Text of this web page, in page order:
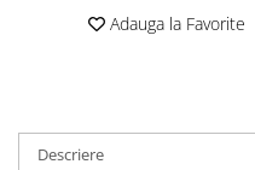
Adauga la Favorite
Descriere